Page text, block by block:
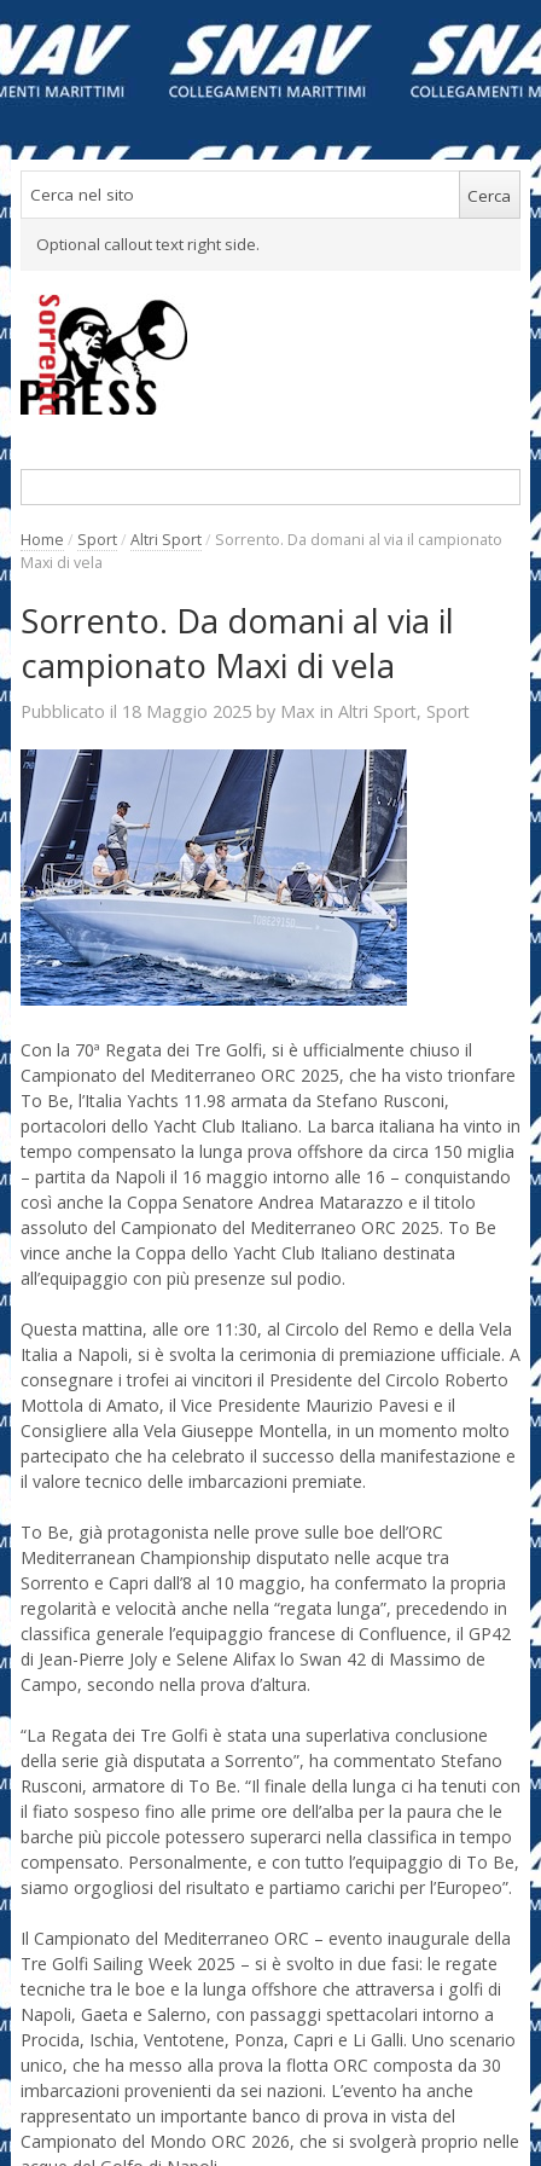
Optional callout text right side.
Home / Sport/ Altri Sport/ Sorrento. Da domani al via il campionato
Maxi di vela
Sorrento. Da domani al via il
campionato Maxi di vela
Pubblicato il 18 Maggio 2025by Max in Altri Sport, Sport
Con la 70ª Regata dei Tre Golfi, si è ufficialmente chiuso il
Campionato del Mediterraneo ORC 2025, che ha visto trionfare
To Be, l’Italia Yachts 11.98 armata da Stefano Rusconi,
portacolori dello Yacht Club Italiano. La barca italiana ha vinto in
tempo compensato la lunga prova offshore da circa 150 miglia
– partita da Napoli il 16 maggio intorno alle 16 – conquistando
così anche la Coppa Senatore Andrea Matarazzo e il titolo
assoluto del Campionato del Mediterraneo ORC 2025. To Be
vince anche la Coppa dello Yacht Club Italiano destinata
all’equipaggio con più presenze sul podio.
Questa mattina, alle ore 11:30, al Circolo del Remo e della Vela
Italia a Napoli, si è svolta la cerimonia di premiazione ufficiale. A
consegnare i trofei ai vincitori il Presidente del Circolo Roberto
Mottola di Amato, il Vice Presidente Maurizio Pavesi e il
Consigliere alla Vela Giuseppe Montella, in un momento molto
partecipato che ha celebrato il successo della manifestazione e
il valore tecnico delle imbarcazioni premiate.
To Be, già protagonista nelle prove sulle boe dell’ORC
Mediterranean Championship disputato nelle acque tra
Sorrento e Capri dall’8 al 10 maggio, ha confermato la propria
regolarità e velocità anche nella “regata lunga”, precedendo in
classifica generale l’equipaggio francese di Confluence, il GP42
di Jean-Pierre Joly e Selene Alifax lo Swan 42 di Massimo de
Campo, secondo nella prova d’altura.
“La Regata dei Tre Golfi è stata una superlativa conclusione
della serie già disputata a Sorrento”, ha commentato Stefano
Rusconi, armatore di To Be. “Il finale della lunga ci ha tenuti con
il fiato sospeso fino alle prime ore dell’alba per la paura che le
barche più piccole potessero superarci nella classifica in tempo
compensato. Personalmente, e con tutto l’equipaggio di To Be,
siamo orgogliosi del risultato e partiamo carichi per l’Europeo”.
Il Campionato del Mediterraneo ORC – evento inaugurale della
Tre Golfi Sailing Week 2025 – si è svolto in due fasi: le regate
tecniche tra le boe e la lunga offshore che attraversa i golfi di
Napoli, Gaeta e Salerno, con passaggi spettacolari intorno a
Procida, Ischia, Ventotene, Ponza, Capri e Li Galli. Uno scenario
unico, che ha messo alla prova la flotta ORC composta da 30
imbarcazioni provenienti da sei nazioni. L’evento ha anche
rappresentato un importante banco di prova in vista del
Campionato del Mondo ORC 2026, che si svolgerà proprio nelle